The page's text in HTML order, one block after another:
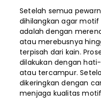
Setelah semua
dihilangkan agar
adalah dengan
atau merebusnya
terpisah dari kain.
dilakukan dengan
atau tercampur.
dikeringkan dengan
menjaga kualitas